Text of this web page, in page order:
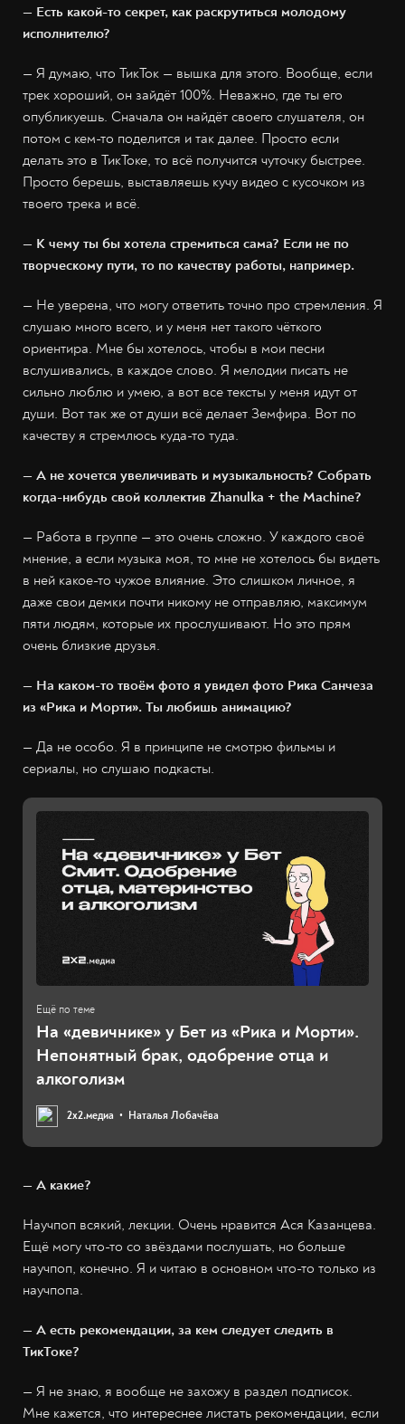
— Есть какой-то секрет, как раскрутиться молодому
исполнителю?
— Я думаю, что ТикТок — вышка для этого. Вообще, если
трек хороший, он зайдёт 100%. Неважно, где ты его
опубликуешь. Сначала он найдёт своего слушателя, он
потом с кем-то поделится и так далее. Просто если
делать это в ТикТоке, то всё получится чуточку быстрее.
Просто берешь, выставляешь кучу видео с кусочком из
твоего трека и всё.
— К чему ты бы хотела стремиться сама? Если не по
творческому пути, то по качеству работы, например.
— Не уверена, что могу ответить точно про стремления. Я
слушаю много всего, и у меня нет такого чёткого
ориентира. Мне бы хотелось, чтобы в мои песни
вслушивались, в каждое слово. Я мелодии писать не
сильно люблю и умею, а вот все тексты у меня идут от
души. Вот так же от души всё делает Земфира. Вот по
качеству я стремлюсь куда-то туда.
— А не хочется увеличивать и музыкальность? Собрать
когда-нибудь свой коллектив Zhanulka + the Machine?
— Работа в группе — это очень сложно. У каждого своё
мнение, а если музыка моя, то мне не хотелось бы видеть
в ней какое-то чужое влияние. Это слишком личное, я
даже свои демки почти никому не отправляю, максимум
пяти людям, которые их прослушивают. Но это прям
очень близкие друзья.
— На каком-то твоём фото я увидел фото Рика Санчеза
из «Рика и Морти». Ты любишь анимацию?
— Да не особо. Я в принципе не смотрю фильмы и
сериалы, но слушаю подкасты.
На «девичнике» у Бет из «Рика и Морти».
Непонятный брак, одобрение отца и
алкоголизм
2х2.медиа Наталья Лобачёва
— А какие?
Научпоп всякий, лекции. Очень нравится Ася Казанцева.
Ещё могу что-то со звёздами послушать, но больше
научпоп, конечно. Я и читаю в основном что-то только из
научпопа.
— А есть рекомендации, за кем следует следить в
ТикТоке?
— Я не знаю, я вообще не захожу в раздел подписок.
Мне кажется, что интереснее листать рекомендации, если